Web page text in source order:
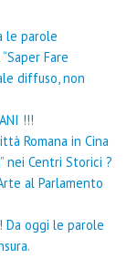
le parole
Fare
diffuso, non
!!!
Romana in Cina
nei Centri Storici ?
al Parlamento
Da oggi le parole